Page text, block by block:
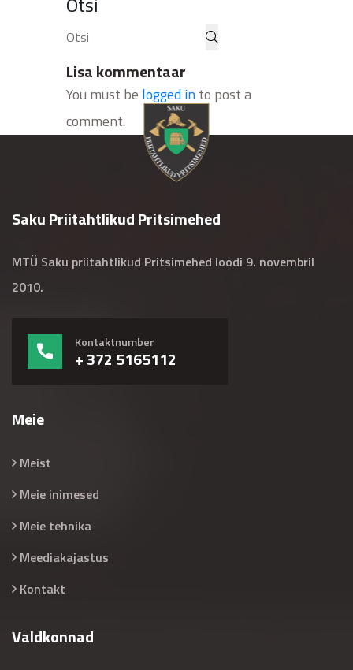
Lisa kommentaar
You must be logged into post a
comment.
Saku Priitahtlikud Pritsimehed
MTÜ Saku priitahtlikud Pritsimehed loodi 9. novembril
2010.
Kontaktnumber
+ 372 5165112
Meie
Meist
Meie inimesed
Meie tehnika
Meediakajastus
Kontakt
Valdkonnad